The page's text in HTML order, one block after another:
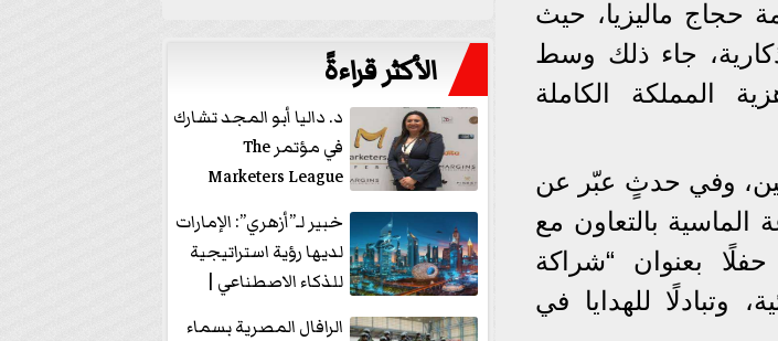
حجاج ماليزيا، حيث
جاء ذلك وسط
المملكة الكاملة
وفي حدثٍ عبّر عن
بالتعاون مع
بعنوان “شراكة
وتبادلًا للهدايا في
الأكثر قراءةً
د. داليا أبو المجد تشارك
في مؤتمر The
Marketers League
وتدير جلسة...
خبير لـ”أزهري”: الإمارات
لديها رؤية استراتيجية
للذكاء الاصطناعي |
الرافال المصرية بسماء